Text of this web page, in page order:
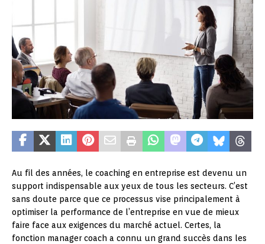
Au fil des années, le coaching en entreprise est devenu un
support indispensable aux yeux de tous les secteurs. C’est
sans doute parce que ce processus vise principalement à
optimiser la performance de l’entreprise en vue de mieux
faire face aux exigences du marché actuel. Certes, la
fonction manager coach a connu un grand succès dans les